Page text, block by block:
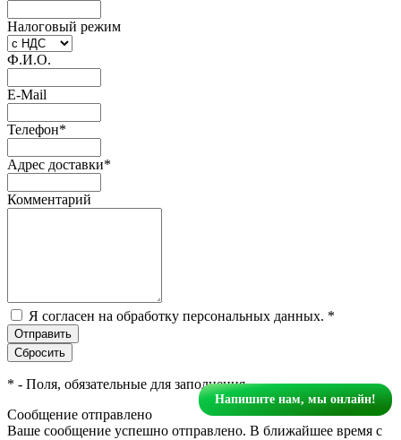
Налоговый режим
Ф.И.О.
E-Mail
Телефон*
Адрес доставки*
Комментарий
Я согласен на обработку персональных данных. *
* - Поля, обязательные для заполнения
Сообщение отправлено
Ваше сообщение успешно отправлено. В ближайшее время с
Напишите нам, мы онлайн!